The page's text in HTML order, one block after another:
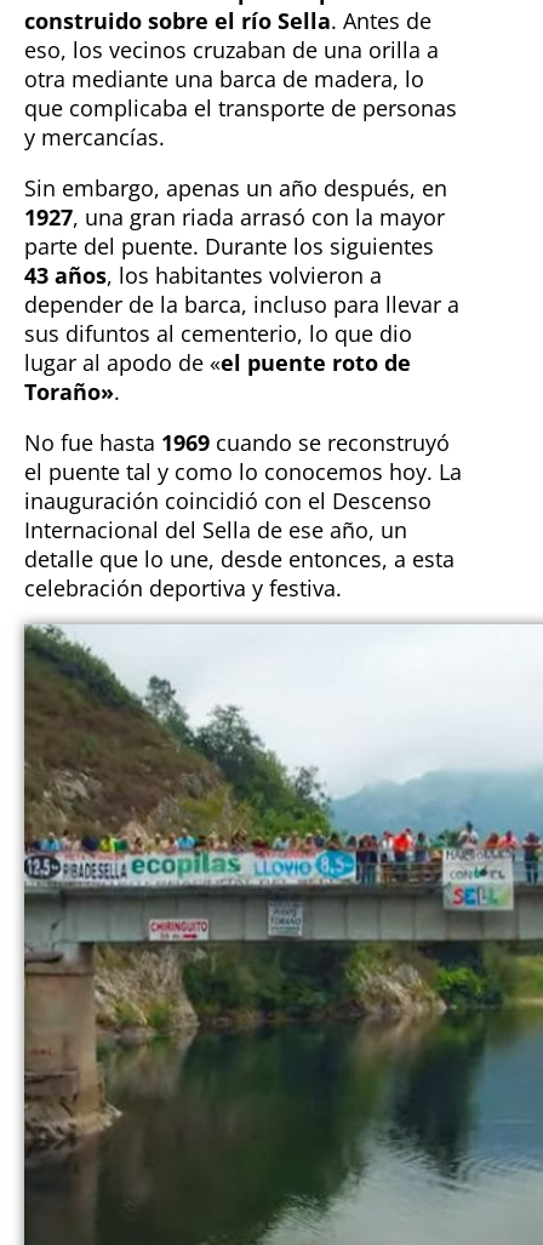
construido sobre el río Sella. Antes de
eso, los vecinos cruzaban de una orilla a
otra mediante una barca de madera, lo
que complicaba el transporte de personas
y mercancías.
Sin embargo, apenas un año después, en
1927, una gran riada arrasó con la mayor
parte del puente. Durante los siguientes
43 años, los habitantes volvieron a
depender de la barca, incluso para llevar a
sus difuntos al cementerio, lo que dio
lugar al apodo de «el puente roto de
Toraño».
No fue hasta 1969 cuando se reconstruyó
el puente tal y como lo conocemos hoy. La
inauguración coincidió con el Descenso
Internacional del Sella de ese año, un
detalle que lo une, desde entonces, a esta
celebración deportiva y festiva.